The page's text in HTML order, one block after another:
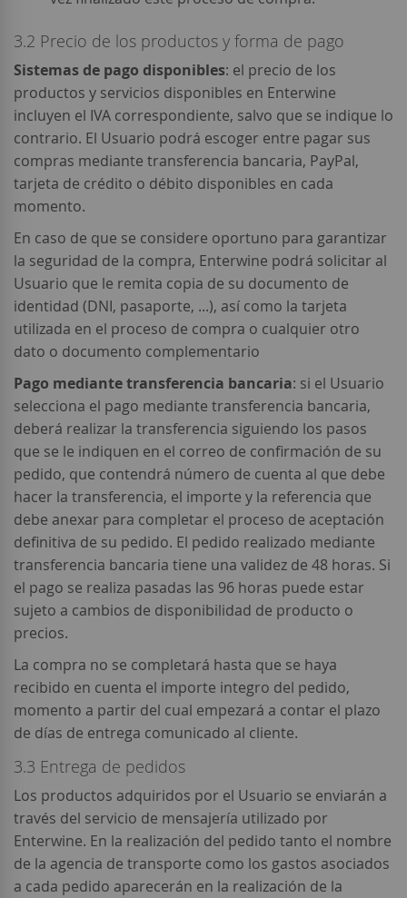
3.2 Precio de los productos y forma de pago
Sistemas de pago disponibles: el precio de los
productos y servicios disponibles en Enterwine
incluyen el IVA correspondiente, salvo que se indique lo
contrario. El Usuario podrá escoger entre pagar sus
compras mediante transferencia bancaria, PayPal,
tarjeta de crédito o débito disponibles en cada
momento.
En caso de que se considere oportuno para garantizar
la seguridad de la compra, Enterwine podrá solicitar al
Usuario que le remita copia de su documento de
identidad (DNI, pasaporte, ...), así como la tarjeta
utilizada en el proceso de compra o cualquier otro
dato o documento complementario
Pago mediante transferencia bancaria: si el Usuario
selecciona el pago mediante transferencia bancaria,
deberá realizar la transferencia siguiendo los pasos
que se le indiquen en el correo de confirmación de su
pedido, que contendrá número de cuenta al que debe
hacer la transferencia, el importe y la referencia que
debe anexar para completar el proceso de aceptación
definitiva de su pedido. El pedido realizado mediante
transferencia bancaria tiene una validez de 48 horas. Si
el pago se realiza pasadas las 96 horas puede estar
sujeto a cambios de disponibilidad de producto o
precios.
La compra no se completará hasta que se haya
recibido en cuenta el importe integro del pedido,
momento a partir del cual empezará a contar el plazo
de días de entrega comunicado al cliente.
3.3 Entrega de pedidos
Los productos adquiridos por el Usuario se enviarán a
través del servicio de mensajería utilizado por
Enterwine. En la realización del pedido tanto el nombre
de la agencia de transporte como los gastos asociados
a cada pedido aparecerán en la realización de la